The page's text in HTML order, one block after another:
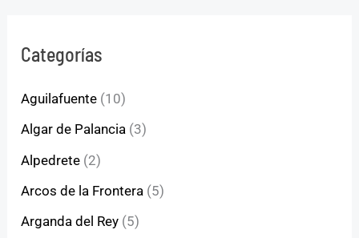
Categorías
Aguilafuente (10)
Algar de Palancia (3)
Alpedrete (2)
Arcos de la Frontera (5)
Arganda del Rey (5)